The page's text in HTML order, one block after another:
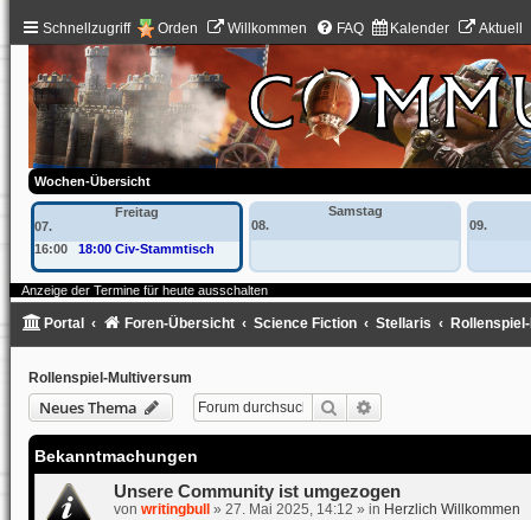
Schnellzugriff Orden Willkommen FAQ Kalender Aktuell
Wochen-Übersicht
Freitag
07.
16:00
18:00 Civ-Stammtisch
Samstag
08.
09.
Anzeige der Termine für heute ausschalten
Portal Foren-Übersicht Science Fiction Stellaris
Rollenspiel-Multiversum
Neues Thema Suche
Bekanntmachungen
Unsere Community ist umgezogen
von writingbull » 27. Mai 2025, 14:12 » in Herzlich Willkommen